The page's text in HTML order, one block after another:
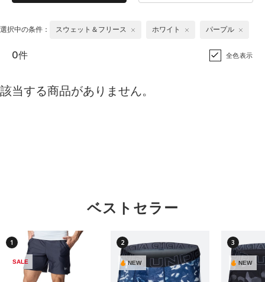
選択中の条件： スウェット＆フリース ホワイト パープル
0件 全色表示
該当する商品がありません。
ベストセラー
1
SALE
2
NEW
3
NEW